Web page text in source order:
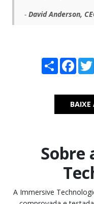
- David Anderson,
Share
BAIXE
Sobre
A Immersive